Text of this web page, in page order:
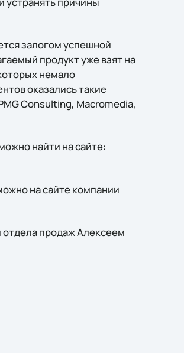
залогом успешной
продукт уже взят на
немало
оказались такие
Consulting, Macromedia,
найти на сайте:
на сайте компании
продаж Алексеем